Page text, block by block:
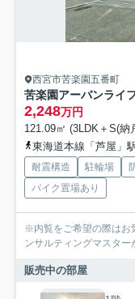
西宮市苦楽園五番町
苦楽園アーバンライ
2,248万円
121.09㎡ (3LDK＋S(納
東海道本線「芦屋」
耐震構造 駐輪場
バイク置場あり
※内覧をご希望の際はお気軽にご連
ンサルティングマスター
販売中の部屋